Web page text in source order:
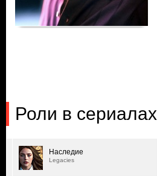
Роли в сериалах
Наследие
Legacies